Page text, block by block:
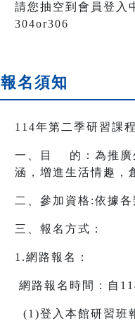
請您抽空到會員登入
304or306
報名須知
114年第二季研習課
一、目 的：為推廣
涵，增進生活情趣，
二、參加資格:依據
三、報名方式：
1.網路報名：
網路報名時間：自
(1)登入本館研習班